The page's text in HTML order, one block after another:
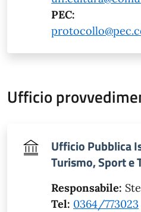
PEC:
Ufficio
Ufficio Pubblica
Turismo, Sport e
Responsabile:
Tel: 0364/773023